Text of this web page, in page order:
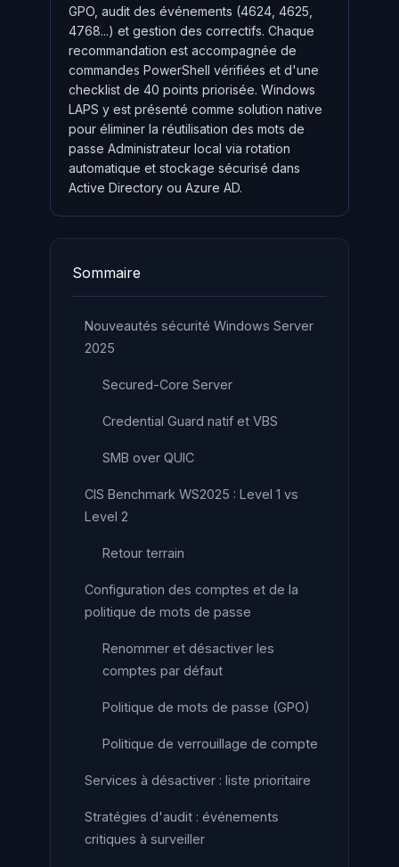
GPO, audit des événements (4624, 4625,
4768...) et gestion des correctifs. Chaque
recommandation est accompagnée de
commandes PowerShell vérifiées et d'une
checklist de 40 points priorisée. Windows
LAPS y est présenté comme solution native
pour éliminer la réutilisation des mots de
passe Administrateur local via rotation
automatique et stockage sécurisé dans
Active Directory ou Azure AD.
Sommaire
Nouveautés sécurité Windows Server
2025
Secured-Core Server
Credential Guard natif et VBS
SMB over QUIC
CIS Benchmark WS2025 : Level 1 vs
Level 2
Retour terrain
Configuration des comptes et de la
politique de mots de passe
Renommer et désactiver les
comptes par défaut
Politique de mots de passe (GPO)
Politique de verrouillage de compte
Services à désactiver : liste prioritaire
Stratégies d'audit : événements
critiques à surveiller